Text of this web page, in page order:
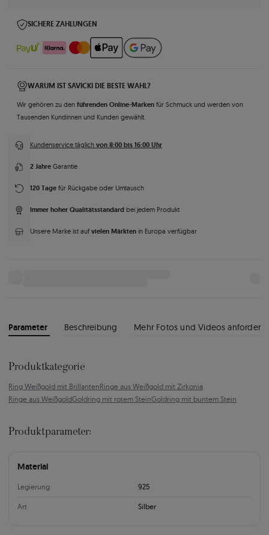
SICHERE ZAHLUNGEN
WARUM IST SAVICKI DIE BESTE WAHL?
Wir gehören zu den führenden Online-Marken für Schmuck und werden von
Tausenden Kundinnen und Kunden gewählt.
Kundenservice täglich von 8:00 bis 16:00 Uhr
2 Jahre Garantie
120 Tage für Rückgabe oder Umtausch
Immer hoher Qualitätsstandard bei jedem Produkt
Unsere Marke ist auf vielen Märkten in Europa verfügbar
Parameter Beschreibung Mehr Fotos und Videos anfordern
Produktkategorie
Ring Weißgold mit BrillantenRinge aus Weißgold mit Zirkonia
Ringe aus WeißgoldGoldring mit rotem SteinGoldring mit buntem Stein
Produktparameter:
Material
Legierung 925
Art Silber